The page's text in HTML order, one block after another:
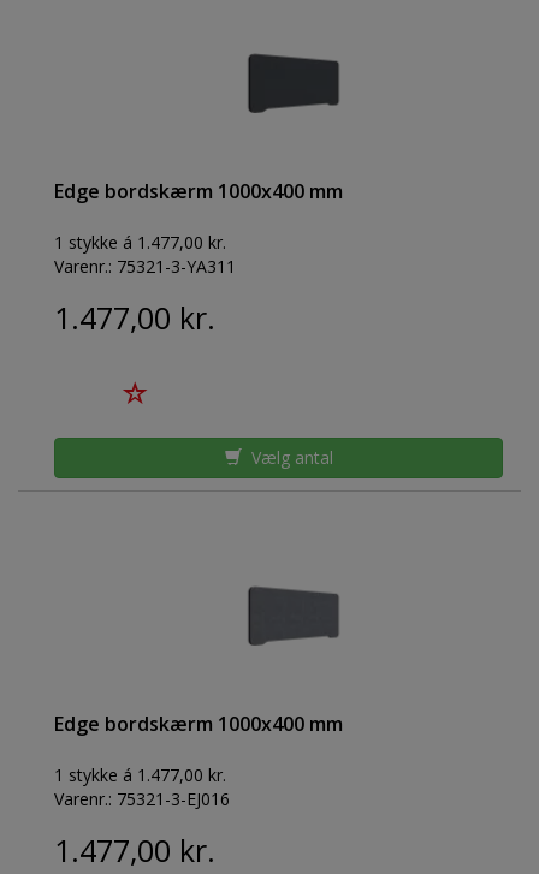
Edge bordskærm 1000x400 mm
1 stykke á 1.477,00 kr.
Varenr.: 75321-3-YA311
1.477,00 kr.
Vælg antal
Edge bordskærm 1000x400 mm
1 stykke á 1.477,00 kr.
Varenr.: 75321-3-EJ016
1.477,00 kr.